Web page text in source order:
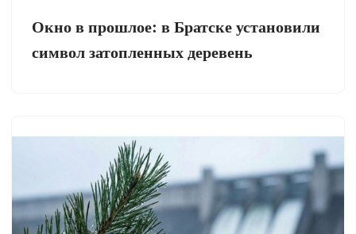
Окно в прошлое: в Братске установили
символ затопленных деревень